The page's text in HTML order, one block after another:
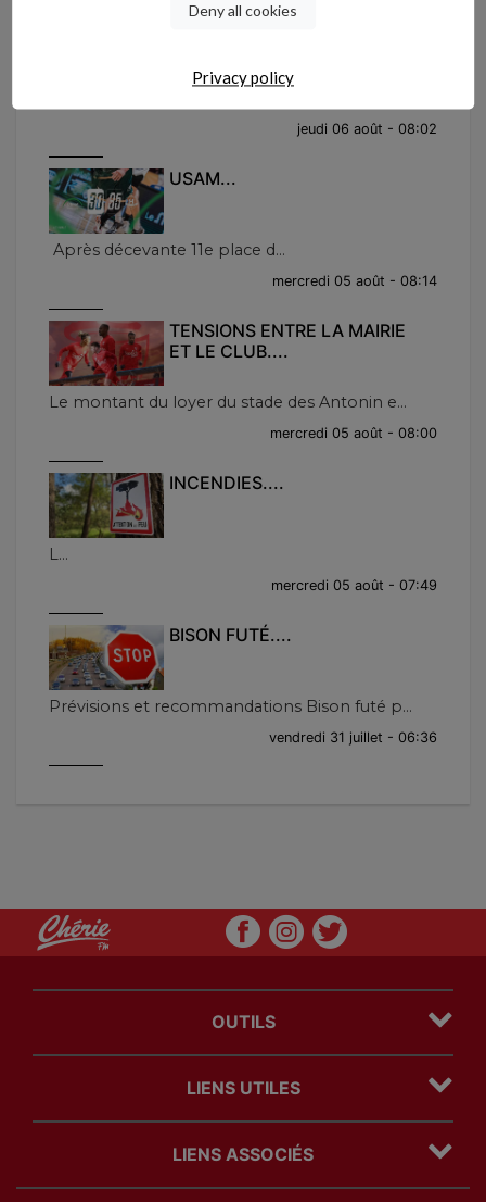
NOUVEAU DIRECTEUR
jeudi 06 août - 08:02
USAM...
Après décevante 11e place d...
mercredi 05 août - 08:14
TENSIONS ENTRE LA MAIRIE
ET LE CLUB....
Le montant du loyer du stade des Antonin e...
mercredi 05 août - 08:00
INCENDIES....
L...
mercredi 05 août - 07:49
BISON FUTÉ....
Prévisions et recommandations Bison futé p...
vendredi 31 juillet - 06:36
OUTILS
Politique Cookies
Politique Confidentialité
LIENS UTILES
Régie PublicitaireLIENS ASSOCIÉS
Deny all cookies
Privacy policy